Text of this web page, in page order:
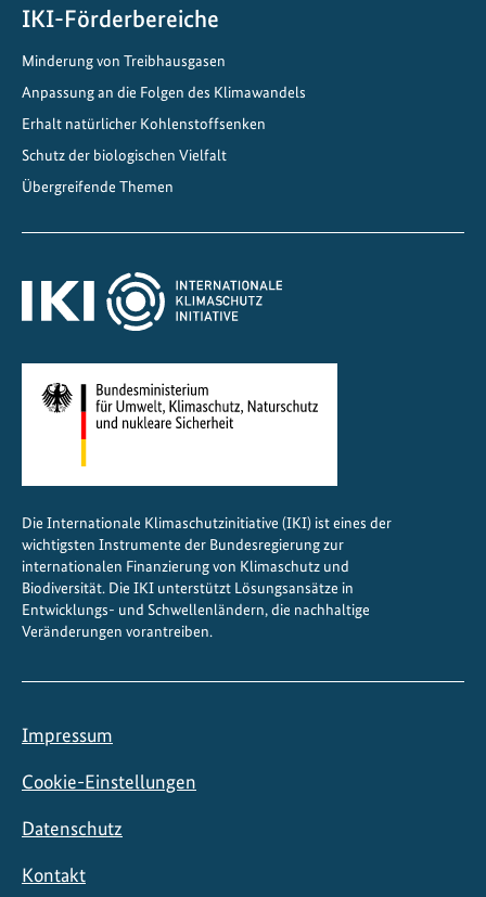
IKI-Förderbereiche
Minderung von Treibhausgasen
Anpassung an die Folgen des Klimawandels
Erhalt natürlicher Kohlenstoffsenken
Schutz der biologischen Vielfalt
Übergreifende Themen
Die Internationale Klimaschutzinitiative (IKI) ist eines der
wichtigsten Instrumente der Bundesregierung zur
internationalen Finanzierung von Klimaschutz und
Biodiversität. Die IKI unterstützt Lösungsansätze in
Entwicklungs- und Schwellenländern, die nachhaltige
Veränderungen vorantreiben.
Impressum
Cookie-Einstellungen
Datenschutz
Kontakt